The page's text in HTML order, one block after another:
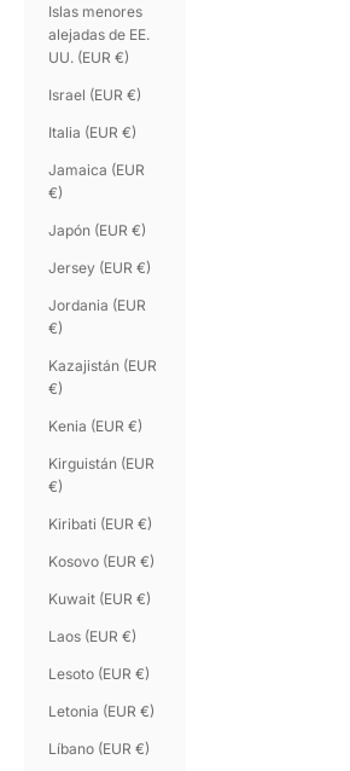
Islas menores
alejadas de EE.
UU. (EUR €)
Israel (EUR €)
Italia (EUR €)
Jamaica (EUR
€)
Japón (EUR €)
Jersey (EUR €)
Jordania (EUR
€)
Kazajistán (EUR
€)
Kenia (EUR €)
Kirguistán (EUR
€)
Kiribati (EUR €)
Kosovo (EUR €)
Kuwait (EUR €)
Laos (EUR €)
Lesoto (EUR €)
Letonia (EUR €)
Líbano (EUR €)